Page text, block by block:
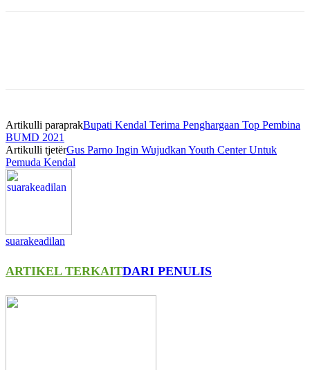
Artikulli paraprakBupati Kendal Terima Penghargaan Top Pembina
BUMD 2021
Artikulli tjetërGus Parno Ingin Wujudkan Youth Center Untuk
Pemuda Kendal
suarakeadilan
ARTIKEL TERKAITDARI PENULIS